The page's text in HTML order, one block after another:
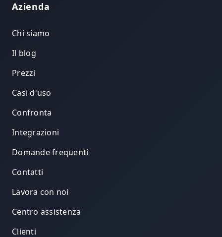
Azienda
Chi siamo
Il blog
Prezzi
Casi d'uso
Confronta
Integrazioni
Domande frequenti
Contatti
Lavora con noi
Centro assistenza
Clienti